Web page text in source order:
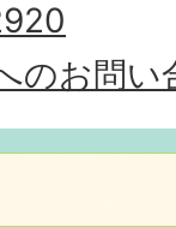
のお問い